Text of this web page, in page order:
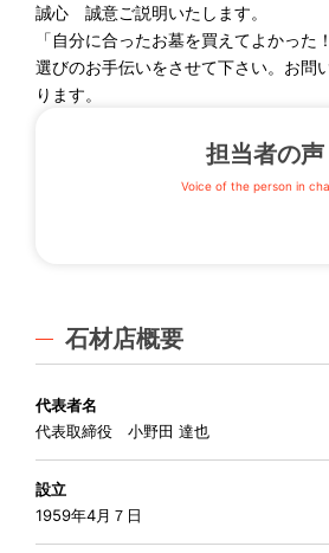
誠心 誠意ご説明いたします。
「自分に合ったお墓を買えてよかった
選びのお手伝いをさせて下さい。お問
ります。
担当者の声
石材店概要
代表者名
代表取締役 小野田 達也
設立
1959年4月７日